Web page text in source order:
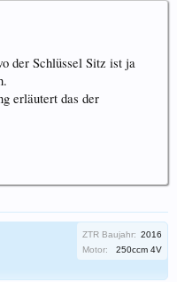
der Schlüssel Sitz ist ja
erläutert das der
ZTR Baujahr: 2016
Motor:
250ccm 4V